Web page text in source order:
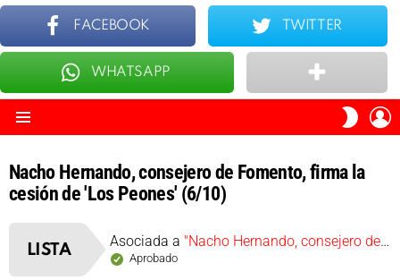
SKIN
Nacho Hernando, consejero de Fomento, firma la
cesión de 'Los Peones' (6/10)
LISTA Asociada a "Nacho Hernando, consejero de Fomento, firma la cesión de ‘Los Peones’"
Aprobado
FACEBOOK TWITTER
WHATSAPP